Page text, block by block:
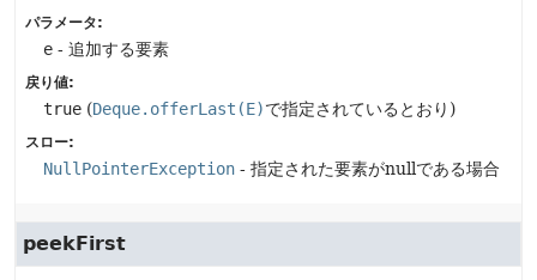
パラメータ:
e - 追加する要素
戻り値:
true (Deque.offerLast(E)で指定されているとおり)
スロー:
NullPointerException - 指定された要素がnullである場合
peekFirst